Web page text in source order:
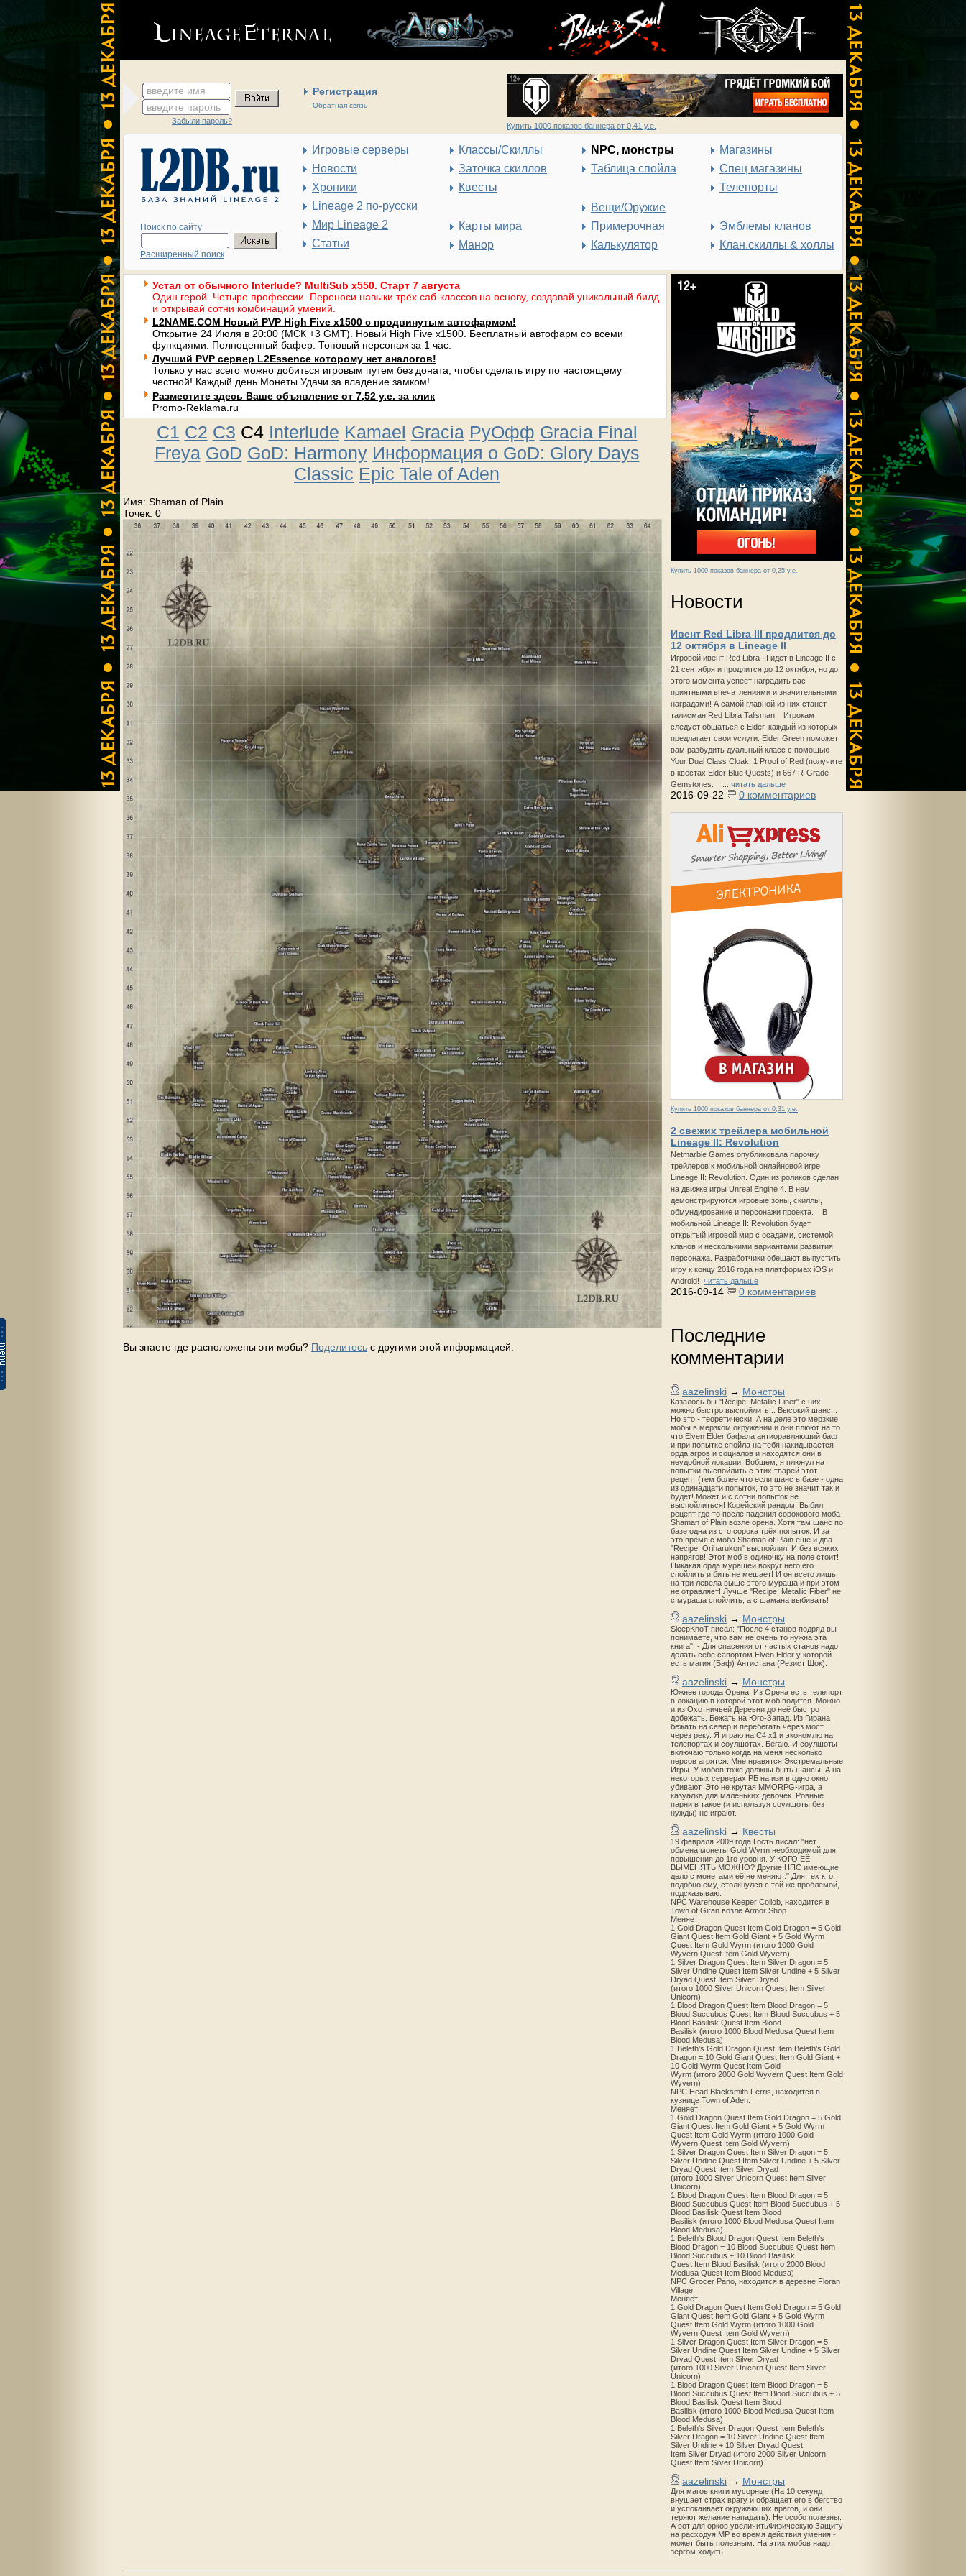
введите имя Регистрация
Обратная связь
введите пароль
Забыли пароль?
Купить 1000 показов баннера от 0,41 у.е.
Поиск по сайту
Расширенный поиск
Игровые серверы
Новости
Хроники
Lineage 2 по-русски
Мир Lineage 2
Статьи
Классы/Скиллы
Заточка скиллов
Квесты
Карты мира
Манор
NPC, монстры
Таблица спойла
Вещи/Оружие
Примерочная
Калькулятор
Магазины
Спец магазины
Телепорты
Эмблемы кланов
Клан.скиллы & холлы
Купить 1000 показов баннера от 0,25 у.е.
Новости
Ивент Red Libra III продлится до
12 октября в Lineage II
Игровой ивент Red Libra III идет в Lineage II с
21 сентября и продлится до 12 октября, но до
этого момента успеет наградить вас
приятными впечатлениями и значительными
наградами! А самой главной из них станет
талисман Red Libra Talisman. Игрокам
следует общаться с Elder, каждый из которых
предлагает свои услуги. Elder Green поможет
вам разбудить дуальный класс с помощью
Your Dual Class Cloak, 1 Proof of Red (получите
в квестах Elder Blue Quests) и 667 R-Grade
Gemstones. ... читать дальше
2016-09-22 0 комментариев
Купить 1000 показов баннера от 0,31 у.е.
2 свежих трейлера мобильной
Lineage II: Revolution
Netmarble Games опубликовала парочку
трейлеров к мобильной онлайновой игре
Lineage II: Revolution. Один из роликов сделан
на движке игры Unreal Engine 4. В нем
демонстрируются игровые зоны, скиллы,
обмундирование и персонажи проекта. В
мобильной Lineage II: Revolution будет
открытый игровой мир с осадами, системой
кланов и несколькими вариантами развития
персонажа. Разработчики обещают выпустить
игру к концу 2016 года на платформах iOS и
Android! читать дальше
2016-09-14 0 комментариев
Последние
комментарии
aazelinski → Монстры
Казалось бы "Recipe: Metallic Fiber" с них
можно быстро выспойлить... Высокий шанс...
Но это - теоретически. А на деле это мерзкие
мобы в мерзком окружении и они плюют на то
что Elven Elder бафала антиоравляющий баф
и при попытке спойла на тебя накидывается
орда агров и социалов и находятся они в
неудобной локации. Вобщем, я плюнул на
попытки выспойлить с этих тварей этот
рецепт (тем более что если шанс в базе - одна
из одинадцати попыток, то это не значит так и
будет! Может и с сотни попыток не
выспойлиться! Корейский рандом! Выбил
рецепт где-то после падения сорокового моба
Shaman of Plain возле орена. Хотя там шанс по
базе одна из сто сорока трёх попыток. И за
это время с моба Shaman of Plain ещё и два
"Recipe: Oriharukon" выспойлил! И без всяких
напрягов! Этот моб в одиночку на поле стоит!
Никакая орда мурашей вокруг него его
спойлить и бить не мешает! И он всего лишь
на три левела выше этого мураша и при этом
не отравляет! Лучше "Recipe: Metallic Fiber" не
с мураша спойлить, а с шамана выбивать!
aazelinski → Монстры
SleepKnoT писал: "После 4 станов подряд вы
понимаете, что вам не очень то нужна эта
книга". - Для спасения от частых станов надо
делать себе сапортом Elven Elder у которой
есть магия (Баф) Антистана (Резист Шок).
aazelinski → Монстры
Южнее города Орена. Из Орена есть телепорт
в локацию в которой этот моб водится. Можно
и из Охотничьей Деревни до неё быстро
добежать. Бежать на Юго-Запад. Из Гирана
бежать на север и перебегать через мост
через реку. Я играю на С4 х1 и экономлю на
телепортах и соулшотах. Бегаю. И соулшоты
включаю только когда на меня несколько
персов агрятся. Мне нравятся Экстремальные
Игры. У мобов тоже должны быть шансы! А на
некоторых серверах РБ на изи в одно окно
убивают. Это не крутая MMORPG-игра, а
казуалка для маленьких девочек. Ровные
парни в такое (и используя соулшоты без
нужды) не играют.
aazelinski → Квесты
19 февраля 2009 года Гость писал: "нет
обмена монеты Gold Wyrm необходимой для
повышения до 1го уровня. У КОГО ЕЁ
ВЫМЕНЯТЬ МОЖНО? Другие НПС имеющие
дело с монетами её не меняют." Для тех кто,
подобно ему, столкнулся с той же проблемой,
подсказываю:
NPC Warehouse Keeper Collob, находится в
Town of Giran возле Armor Shop.
Меняет:
1 Gold Dragon Quest Item Gold Dragon = 5 Gold
Giant Quest Item Gold Giant + 5 Gold Wyrm
Quest Item Gold Wyrm (итого 1000 Gold
Wyvern Quest Item Gold Wyvern)
1 Silver Dragon Quest Item Silver Dragon = 5
Silver Undine Quest Item Silver Undine + 5 Silver
Dryad Quest Item Silver Dryad
(итого 1000 Silver Unicorn Quest Item Silver
Unicorn)
1 Blood Dragon Quest Item Blood Dragon = 5
Blood Succubus Quest Item Blood Succubus + 5
Blood Basilisk Quest Item Blood
Basilisk (итого 1000 Blood Medusa Quest Item
Blood Medusa)
1 Beleth's Gold Dragon Quest Item Beleth’s Gold
Dragon = 10 Gold Giant Quest Item Gold Giant +
10 Gold Wyrm Quest Item Gold
Wyrm (итого 2000 Gold Wyvern Quest Item Gold
Wyvern)
NPC Head Blacksmith Ferris, находится в
кузнице Town of Aden.
Меняет:
1 Gold Dragon Quest Item Gold Dragon = 5 Gold
Giant Quest Item Gold Giant + 5 Gold Wyrm
Quest Item Gold Wyrm (итого 1000 Gold
Wyvern Quest Item Gold Wyvern)
1 Silver Dragon Quest Item Silver Dragon = 5
Silver Undine Quest Item Silver Undine + 5 Silver
Dryad Quest Item Silver Dryad
(итого 1000 Silver Unicorn Quest Item Silver
Unicorn)
1 Blood Dragon Quest Item Blood Dragon = 5
Blood Succubus Quest Item Blood Succubus + 5
Blood Basilisk Quest Item Blood
Basilisk (итого 1000 Blood Medusa Quest Item
Blood Medusa)
1 Beleth's Blood Dragon Quest Item Beleth’s
Blood Dragon = 10 Blood Succubus Quest Item
Blood Succubus + 10 Blood Basilisk
Quest Item Blood Basilisk (итого 2000 Blood
Medusa Quest Item Blood Medusa)
NPC Grocer Pano, находится в деревне Floran
Village.
Меняет:
1 Gold Dragon Quest Item Gold Dragon = 5 Gold
Giant Quest Item Gold Giant + 5 Gold Wyrm
Quest Item Gold Wyrm (итого 1000 Gold
Wyvern Quest Item Gold Wyvern)
1 Silver Dragon Quest Item Silver Dragon = 5
Silver Undine Quest Item Silver Undine + 5 Silver
Dryad Quest Item Silver Dryad
(итого 1000 Silver Unicorn Quest Item Silver
Unicorn)
1 Blood Dragon Quest Item Blood Dragon = 5
Blood Succubus Quest Item Blood Succubus + 5
Blood Basilisk Quest Item Blood
Basilisk (итого 1000 Blood Medusa Quest Item
Blood Medusa)
1 Beleth's Silver Dragon Quest Item Beleth’s
Silver Dragon = 10 Silver Undine Quest Item
Silver Undine + 10 Silver Dryad Quest
Item Silver Dryad (итого 2000 Silver Unicorn
Quest Item Silver Unicorn)
aazelinski → Монстры
Для магов книги мусорные (На 10 секунд
внушает страх врагу и обращает его в бегство
и успокаивает окружающих врагов, и они
теряют желание нападать). Не особо полезны.
А вот для орков увеличитьФизическую Защиту
на расходуя MP во время действия умения -
может быть полезным. На этих мобов надо
зергом ходить.
Устал от обычного Interlude? MultiSub x550. Старт 7 августа
Один герой. Четыре профессии. Переноси навыки трёх саб-классов на основу, создавай уникальный билд
и открывай сотни комбинаций умений.
L2NAME.COM Новый PVP High Five x1500 с продвинутым автофармом!
Открытие 24 Июля в 20:00 (МСК +3 GMT). Новый High Five x1500. Бесплатный автофарм со всеми
функциями. Полноценный бафер. Топовый персонаж за 1 час.
Лучший PVP сервер L2Essence которому нет аналогов!
Только у нас всего можно добиться игровым путем без доната, чтобы сделать игру по настоящему
честной! Каждый день Монеты Удачи за владение замком!
Разместите здесь Ваше объявление от 7,52 у.е. за клик
Promo-Reklama.ru
C1 C2 C3 C4 Interlude Kamael Gracia РуОфф Gracia Final
Freya GoD GoD: Harmony Информация о GoD: Glory Days
Classic Epic Tale of Aden
Имя: Shaman of Plain
Точек: 0
Вы знаете где расположены эти мобы? Поделитесь с другими этой информацией.